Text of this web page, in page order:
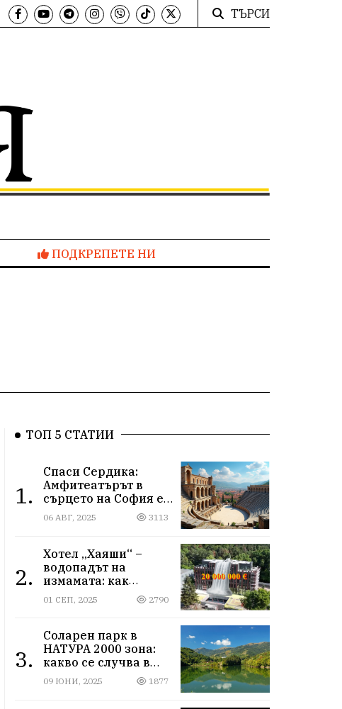
ТЪРСИ
ПОДКРЕПЕТЕ НИ
ТОП 5 СТАТИИ
1.
Спаси Сердика:
Амфитеатърът в
сърцето на София е
на ръба да изчезне
06 АВГ, 2025 3113
2.
Хотел „Хаяши“ –
водопадът на
измамата: как
държавна заплата
ражда империя за
01 СЕП, 2025 2790
3.
Соларен парк в
НАТУРА 2000 зона:
какво се случва в
Мартиново?
09 ЮНИ, 2025 1877